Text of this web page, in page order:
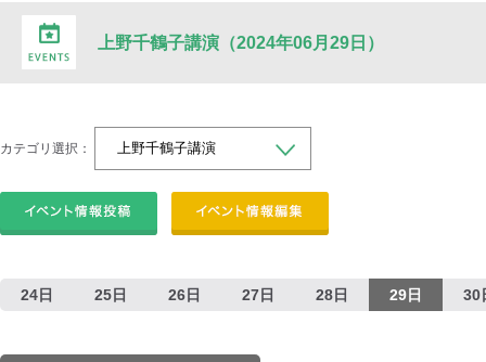
上野千鶴子講演（2024年06月29日）
カテゴリ選択：
24日 25日 26日 27日 28日 29日 30